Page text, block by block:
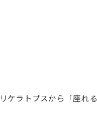
ケラトプスから「座れる